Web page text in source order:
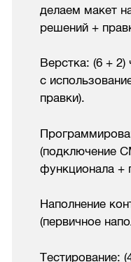
делаем макет
решений +
Верстка: (6 + 2)
с
правки).
(подключение
функционала +
Наполнение
(первичное
Тестирование: